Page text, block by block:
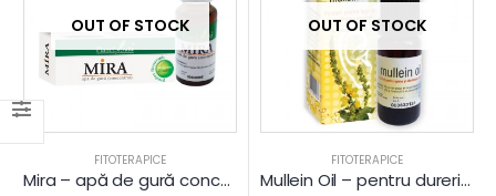
OUT OF STOCK
FITOTERAPICE
Mira – apă de gură concentrată – produs fitoterapic
OUT OF STOCK
FITOTERAPICE
Mullein Oil – pentru dureri de ureche – produs fitoterapic